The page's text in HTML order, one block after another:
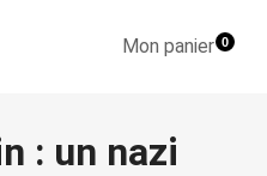
Mon panier0
: un nazi